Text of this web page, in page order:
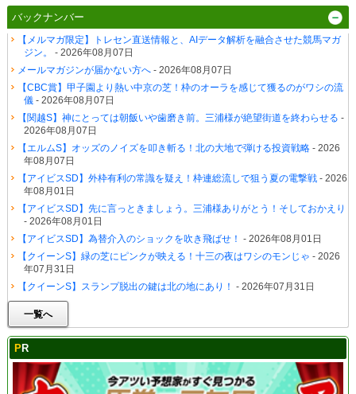
バックナンバー
【メルマガ限定】トレセン直送情報と、AIデータ解析を融合させた競馬マガ
ジン。
- 2026年08月07日
メールマガジンが届かない方へ- 2026年08月07日
【CBC賞】甲子園より熱い中京の芝！枠のオーラを感じて獲るのがワシの流
儀- 2026年08月07日
【関越S】神にとっては朝飯いや歯磨き前。三浦様が絶望街道を終わらせる -
2026年08月07日
【エルムS】オッズのノイズを叩き斬る！北の大地で弾ける投資戦略- 2026
年08月07日
【アイビスSD】外枠有利の常識を疑え！枠連総流しで狙う夏の電撃戦- 2026
年08月01日
【アイビスSD】先に言っときましょう。三浦様ありがとう！そしておかえり
- 2026年08月01日
【アイビスSD】為替介入のショックを吹き飛ばせ！ - 2026年08月01日
【クイーンS】緑の芝にピンクが映える！十三の夜はワシのモンじゃ - 2026
年07月31日
【クイーンS】スランプ脱出の鍵は北の地にあり！ - 2026年07月31日
一覧へ
PR